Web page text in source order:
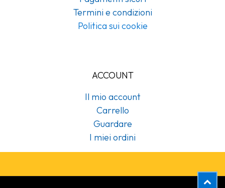
Termini e condizioni
Politica sui cookie
ACCOUNT
Il mio account
Carrello
Guardare
I miei ordini